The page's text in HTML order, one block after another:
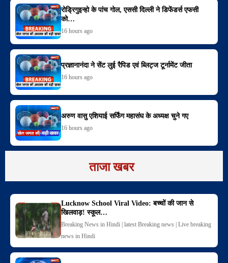
रोड्रिगुइन्हो के पांच गोल, एससी दिल्ली ने डिफेंडर्स एफसी
को…
16 hours ago
प्रज्ञानानंदा ने सेंट लुई रैपिड एवं ब्लिट्ज टूर्नामेंट जीता
16 hours ago
अरुण वासु एशियाई सर्फिंग महासंघ के अध्यक्ष चुने गए
16 hours ago
ताजा खबर
Lucknow School Viral Video: बच्चों की जान से
खिलवाड़! स्कूल…
Breaking News in Hindi | latest Breaking news | Live breaking
news in Hindi